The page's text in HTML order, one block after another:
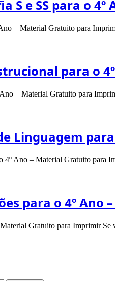
S e SS para o
– Material Gratuito para
para o
– Material Gratuito para
Linguagem
4º Ano – Material Gratuito para
para o 4º Ano
Gratuito para Imprimir